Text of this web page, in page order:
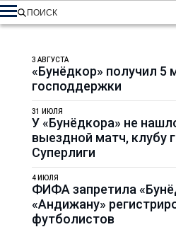
ПОИСК
«Бунёдкор» получил 5
господдержки
3 АВГУСТА
У «Бунёдкора» не
выездной матч, клубу
Суперлиги
31 ИЮЛЯ
ФИФА запретила
«Андижану»
футболистов
4 ИЮЛЯ